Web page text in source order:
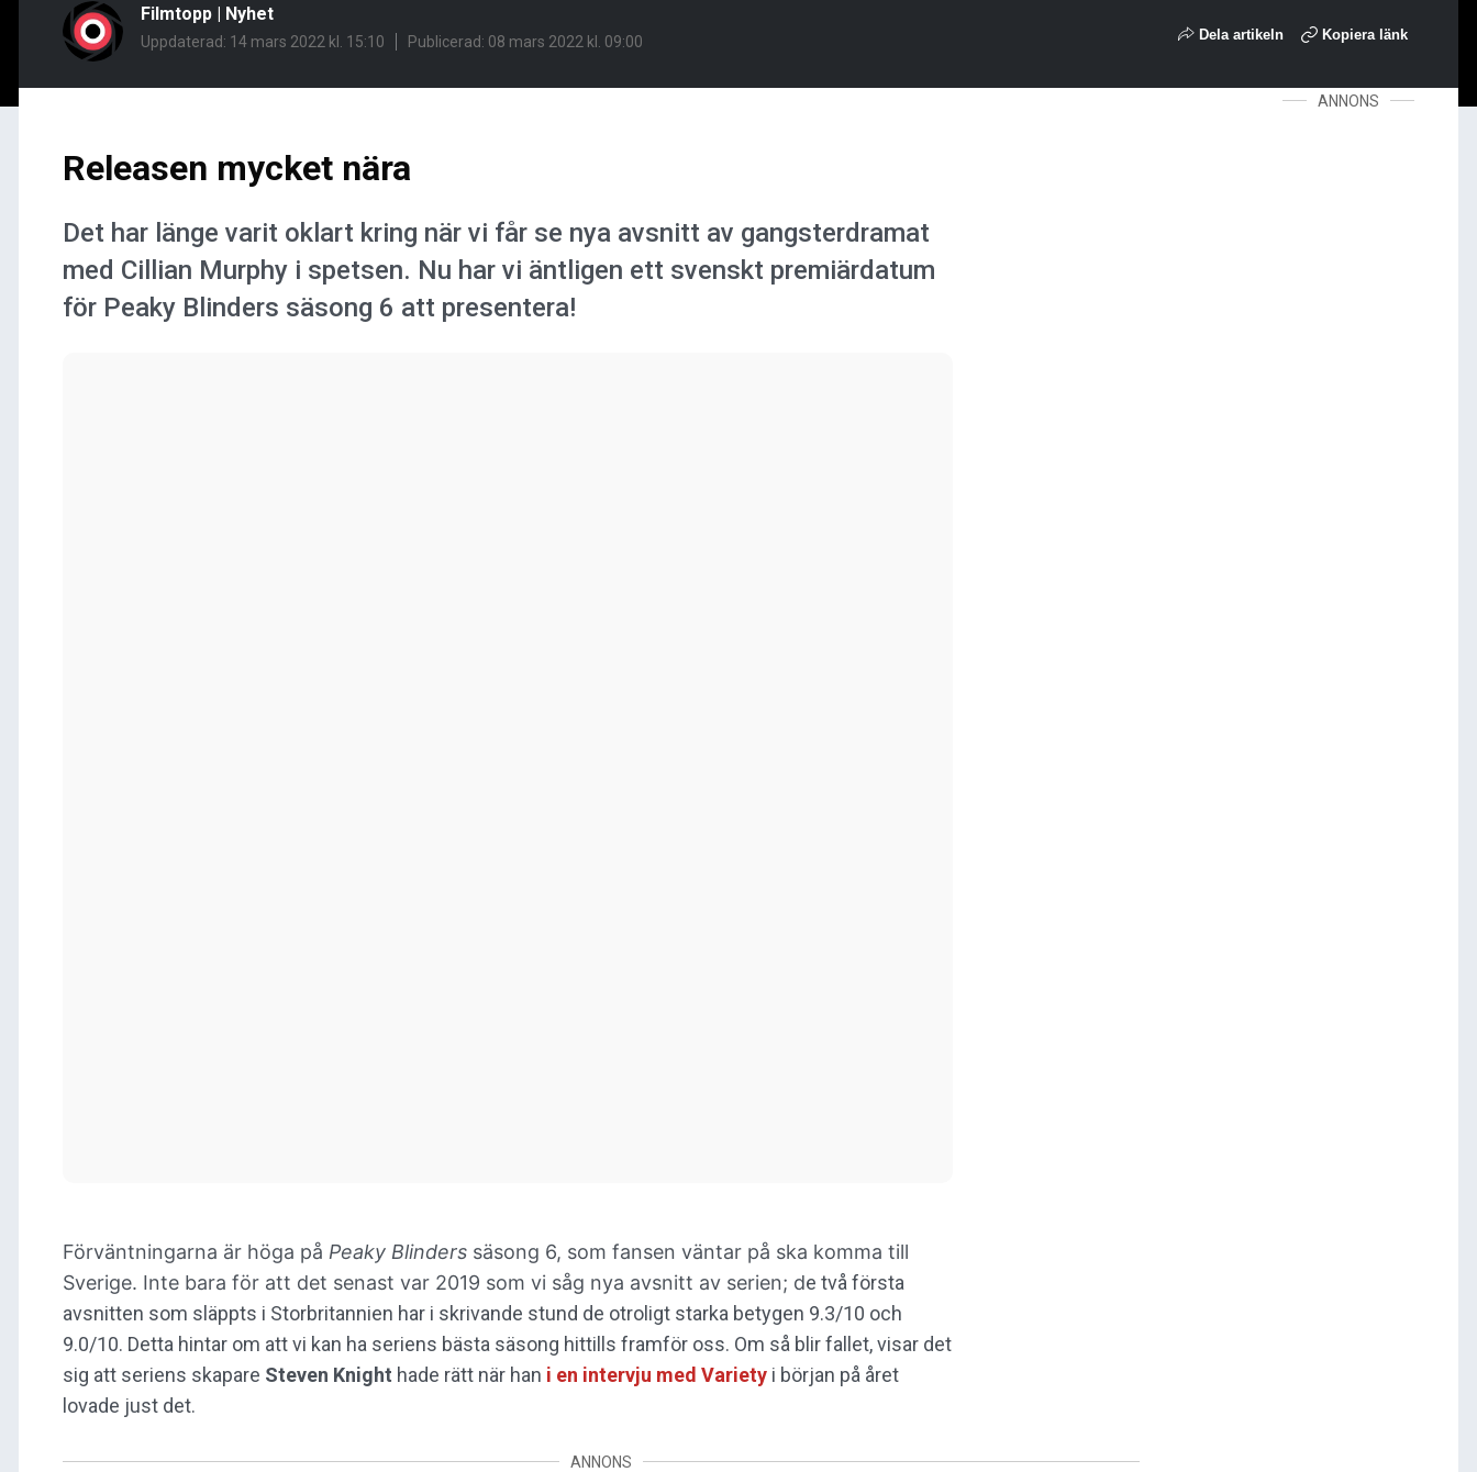
Filmtopp | Nyhet
Uppdaterad: 14 mars 2022 kl. 15:10 Publicerad: 08 mars 2022 kl. 09:00 Dela artikeln Kopiera länk
Releasen mycket nära
Det har länge varit oklart kring när vi får se nya avsnitt av gangsterdramat
med Cillian Murphy i spetsen. Nu har vi äntligen ett svenskt premiärdatum
för Peaky Blinders säsong 6 att presentera!
Förväntningarna är höga på Peaky Blinders säsong 6, som fansen väntar på ska komma till
Sverige. Inte bara för att det senast var 2019 som vi såg nya avsnitt av serien; de två första
avsnitten som släppts i Storbritannien har i skrivande stund de otroligt starka betygen 9.3/10 och
9.0/10. Detta hintar om att vi kan ha seriens bästa säsong hittills framför oss. Om så blir fallet, visar det
sig att seriens skapare Steven Knight hade rätt när han i en intervju med Variety i början på året
lovade just det.
ANNONS
ANNONS